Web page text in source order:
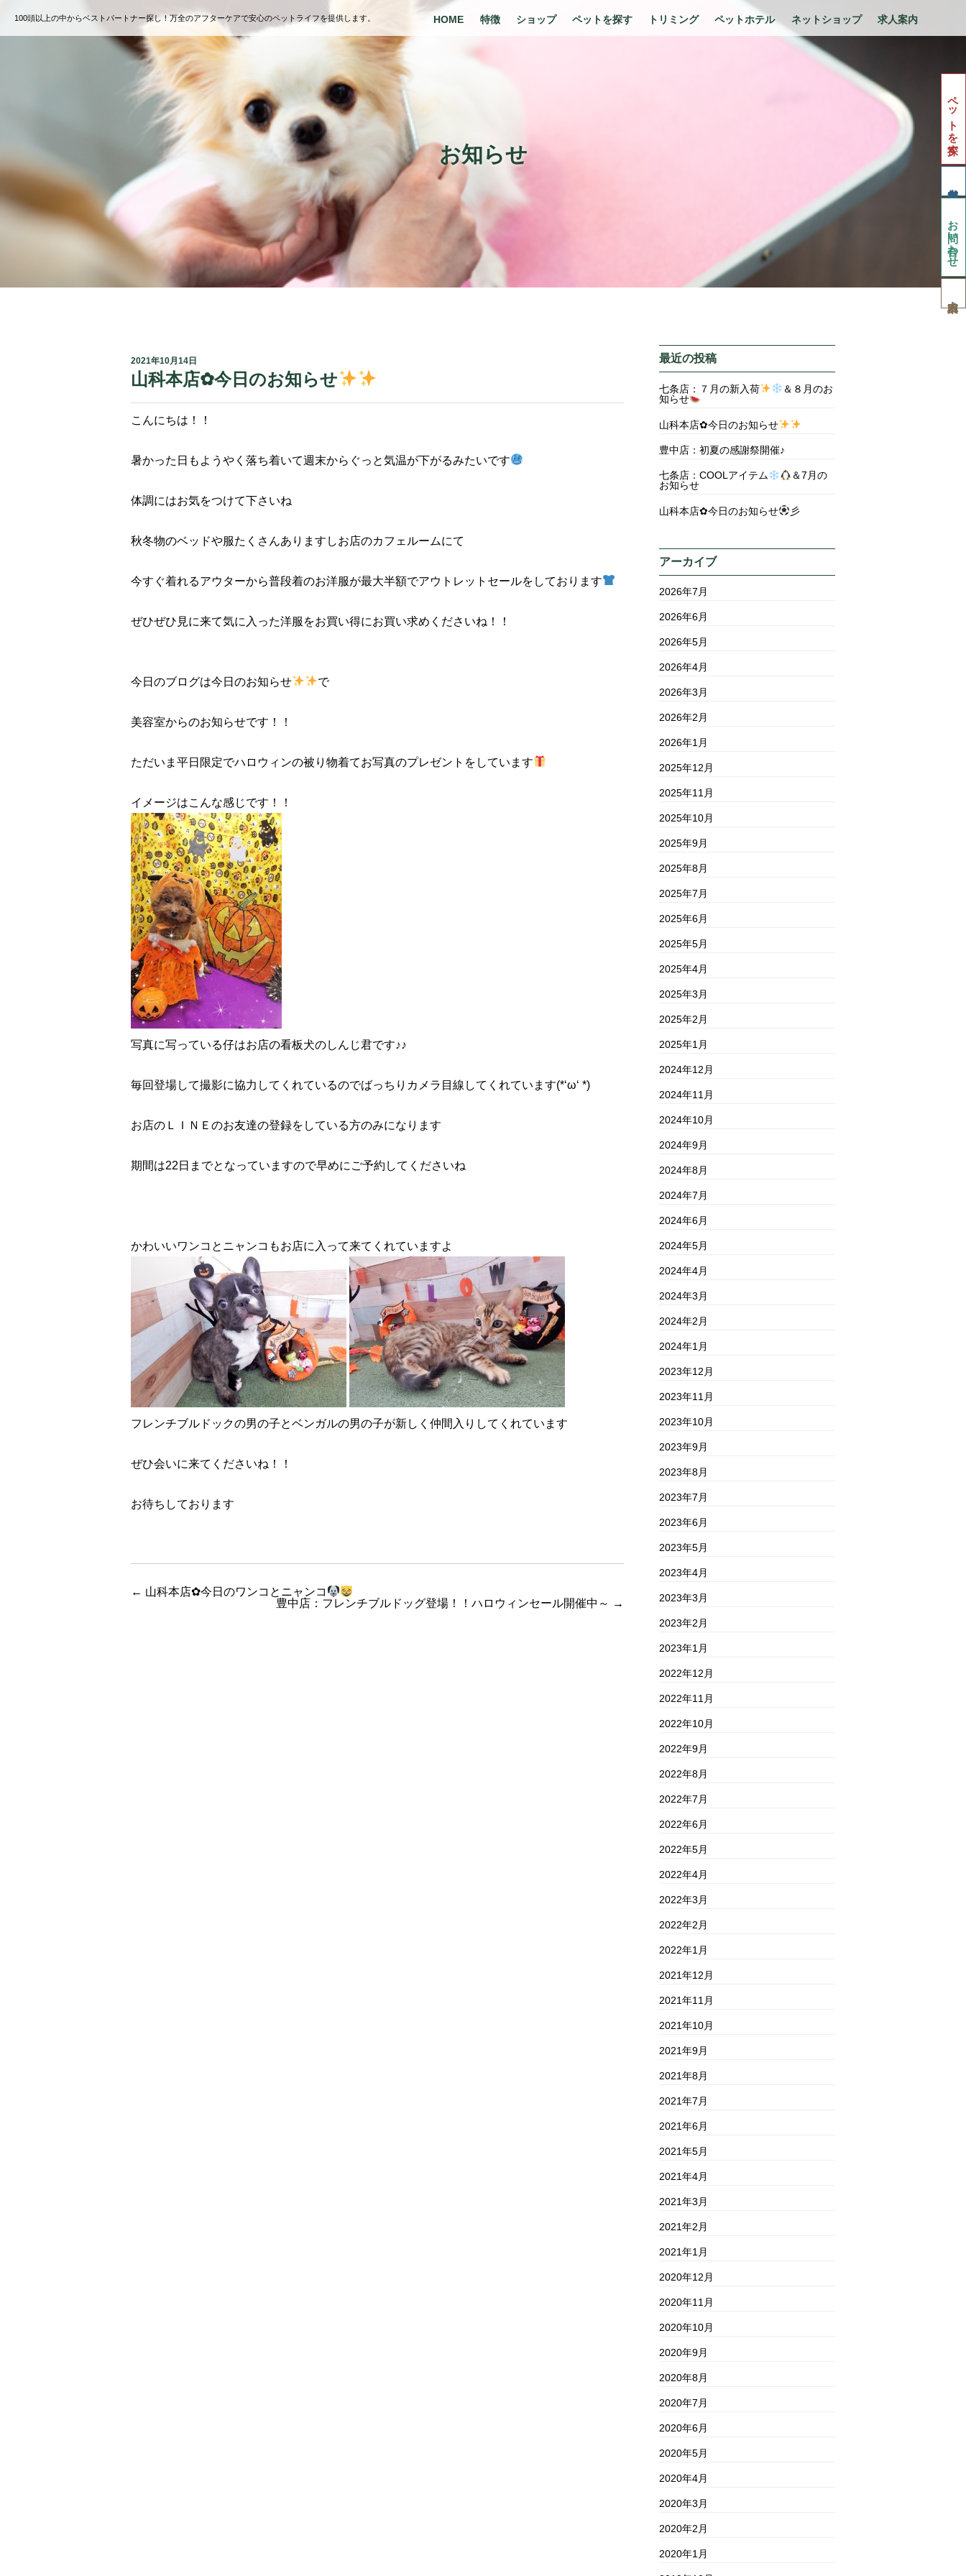
お知らせ
100頭以上の中からベストパートナー探し！万全のアフターケアで安心のペットライフを提供します。 HOME 特徴 ショップ ペットを探す トリミング ペットホテル ネットショップ 求人案内
ペットを探す
お問い合わせ
2021年10月14日
山科本店✿今日のお知らせ
こんにちは！！
暑かった日もようやく落ち着いて週末からぐっと気温が下がるみたいです
体調にはお気をつけて下さいね
秋冬物のベッドや服たくさんありますしお店のカフェルームにて
今すぐ着れるアウターから普段着のお洋服が最大半額でアウトレットセールをしております
ぜひぜひ見に来て気に入った洋服をお買い得にお買い求めくださいね！！
今日のブログは今日のお知らせ で
美容室からのお知らせです！！
ただいま平日限定でハロウィンの被り物着てお写真のプレゼントをしています
イメージはこんな感じです！！
写真に写っている仔はお店の看板犬のしんじ君です♪♪
毎回登場して撮影に協力してくれているのでばっちりカメラ目線してくれています(*‘ω‘ *)
お店のＬＩＮＥのお友達の登録をしている方のみになります
期間は22日までとなっていますので早めにご予約してくださいね
かわいいワンコとニャンコもお店に入って来てくれていますよ
フレンチブルドックの男の子とベンガルの男の子が新しく仲間入りしてくれています
ぜひ会いに来てくださいね！！
お待ちしております
← 山科本店✿今日のワンコとニャンコ
豊中店：フレンチブルドッグ登場！！ハロウィンセール開催中～ →
最近の投稿
七条店：７月の新入荷
＆８月のお
知らせ
山科本店✿今日のお知らせ
豊中店：初夏の感謝祭開催♪
七条店：COOLアイテム
＆7月の
お知らせ
山科本店✿今日のお知らせ 彡
アーカイブ
2026年7月
2026年6月
2026年5月
2026年4月
2026年3月
2026年2月
2026年1月
2025年12月
2025年11月
2025年10月
2025年9月
2025年8月
2025年7月
2025年6月
2025年5月
2025年4月
2025年3月
2025年2月
2025年1月
2024年12月
2024年11月
2024年10月
2024年9月
2024年8月
2024年7月
2024年6月
2024年5月
2024年4月
2024年3月
2024年2月
2024年1月
2023年12月
2023年11月
2023年10月
2023年9月
2023年8月
2023年7月
2023年6月
2023年5月
2023年4月
2023年3月
2023年2月
2023年1月
2022年12月
2022年11月
2022年10月
2022年9月
2022年8月
2022年7月
2022年6月
2022年5月
2022年4月
2022年3月
2022年2月
2022年1月
2021年12月
2021年11月
2021年10月
2021年9月
2021年8月
2021年7月
2021年6月
2021年5月
2021年4月
2021年3月
2021年2月
2021年1月
2020年12月
2020年11月
2020年10月
2020年9月
2020年8月
2020年7月
2020年6月
2020年5月
2020年4月
2020年3月
2020年2月
2020年1月